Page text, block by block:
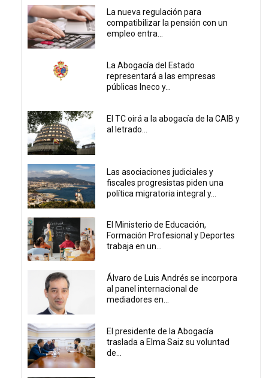
La nueva regulación para
compatibilizar la pensión con un
empleo entra...
La Abogacía del Estado
representará a las empresas
públicas Ineco y...
El TC oirá a la abogacía de la CAIB y
al letrado...
Las asociaciones judiciales y
fiscales progresistas piden una
política migratoria integral y...
El Ministerio de Educación,
Formación Profesional y Deportes
trabaja en un...
Álvaro de Luis Andrés se incorpora
al panel internacional de
mediadores en...
El presidente de la Abogacía
traslada a Elma Saiz su voluntad
de...